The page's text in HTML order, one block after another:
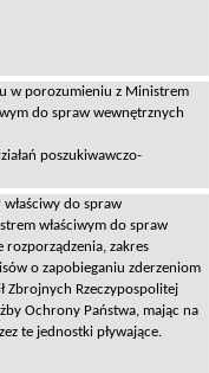
w porozumieniu z Ministrem
do spraw wewnętrznych
poszukiwawczo-
do spraw
właściwym do spraw
zakres
o zapobieganiu zderzeniom
Zbrojnych Rzeczypospolitej
Ochrony Państwa, mając na
te jednostki pływające.